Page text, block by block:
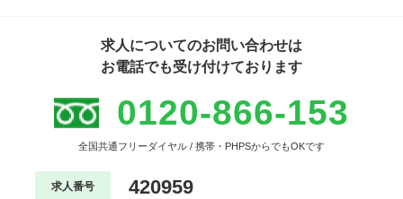
求人についてのお問い合わせは
お電話でも受け付けております
0120-866-153
全国共通フリーダイヤル / 携帯・PHPSからでもOKです
求人番号 420959